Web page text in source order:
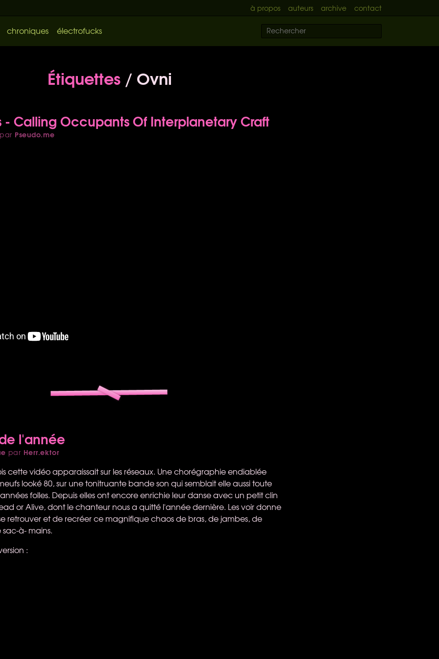
à propos auteurs archive contact
chroniques électrofucks
Étiquettes / Ovni
- Calling Occupants Of Interplanetary Craft
par Pseudo.me
l'année
par Herr.ektor
cette vidéo apparaissait sur les réseaux. Une chorégraphie endiablée
looké 80, sur une tonitruante bande son qui semblait elle aussi toute
folles. Depuis elles ont encore enrichie leur danse avec un petit clin
or Alive, dont le chanteur nous a quitté l'année dernière. Les voir donne
retrouver et de recréer ce magnifique chaos de bras, de jambes, de
sac-à- mains.
: